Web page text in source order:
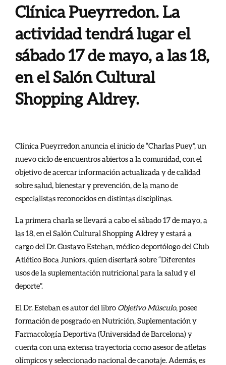
Clínica Pueyrredon. La
actividad tendrá lugar el
sábado 17 de mayo, a las 18,
en el Salón Cultural
Shopping Aldrey.
Clínica Pueyrredon anuncia el inicio de “Charlas Puey”, un
nuevo ciclo de encuentros abiertos a la comunidad, con el
objetivo de acercar información actualizada y de calidad
sobre salud, bienestar y prevención, de la mano de
especialistas reconocidos en distintas disciplinas.
La primera charla se llevará a cabo el sábado 17 de mayo, a
las 18, en el Salón Cultural Shopping Aldrey y estará a
cargo del Dr. Gustavo Esteban, médico deportólogo del Club
Atlético Boca Juniors, quien disertará sobre “Diferentes
usos de la suplementación nutricional para la salud y el
deporte”.
El Dr. Esteban es autor del libro Objetivo Músculo, posee
formación de posgrado en Nutrición, Suplementación y
Farmacología Deportiva (Universidad de Barcelona) y
cuenta con una extensa trayectoria como asesor de atletas
olímpicos y seleccionado nacional de canotaje. Además, es